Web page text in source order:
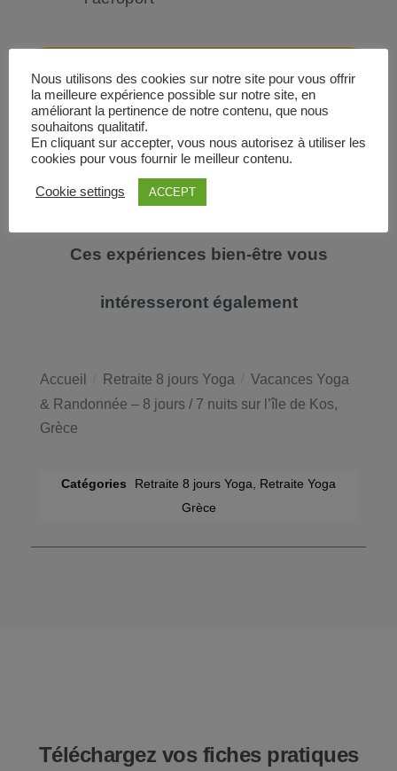
Réserver dès maintenant
Ces expériences bien-être vous
intéresseront également
Accueil / Retraite 8 jours Yoga / Vacances Yoga
& Randonnée – 8 jours / 7 nuits sur l’île de Kos,
Grèce
Catégories Retraite 8 jours Yoga
Retraite Yoga
Grèce
Téléchargez vos fiches pratiques
Nous utilisons des cookies sur notre site pour vous offrir
la meilleure expérience possible sur notre site, en
améliorant la pertinence de notre contenu, que nous
souhaitons qualitatif.
En cliquant sur accepter, vous nous autorisez à utiliser les
cookies pour vous fournir le meilleur contenu.
Cookie settings ACCEPT